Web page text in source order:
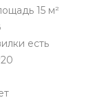
15 м²
есть